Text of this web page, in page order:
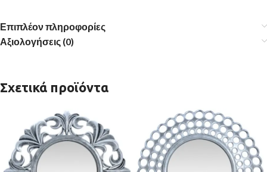
Επιπλέον πληροφορίες
Αξιολογήσεις (0)
Σχετικά προϊόντα